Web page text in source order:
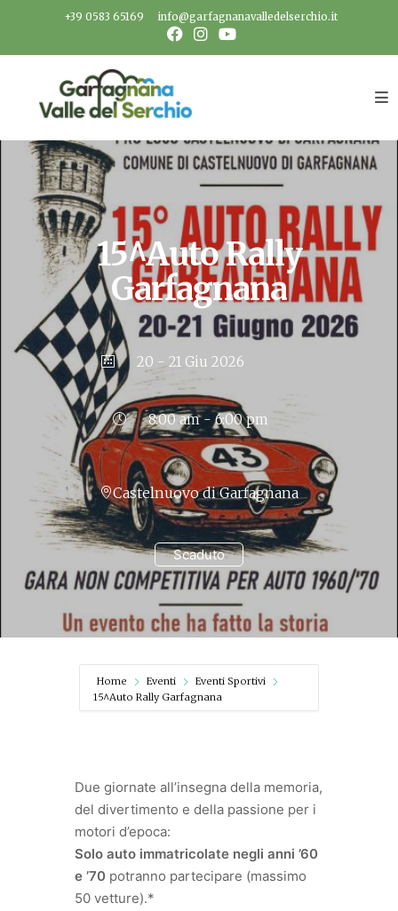
+39 0583 65169 info@garfagnanavalledelserchio.it
15^Auto Rally
Garfagnana
20 - 21 Giu 2026
Scaduto
8:00 am - 6:00 pm
Castelnuovo di Garfagnana
Home Eventi
Eventi Sportivi
15^Auto Rally Garfagnana
Due giornate all’insegna della memoria,
del divertimento e della passione per i
motori d’epoca:
Solo auto immatricolate negli anni ’60
e ’70 potranno partecipare (massimo
50 vetture).*